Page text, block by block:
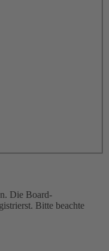
Die Board-
Bitte beachte